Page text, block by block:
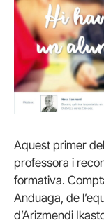
Aquest primer
professora i
formativa.
Anduaga, de
d’Arizmendi